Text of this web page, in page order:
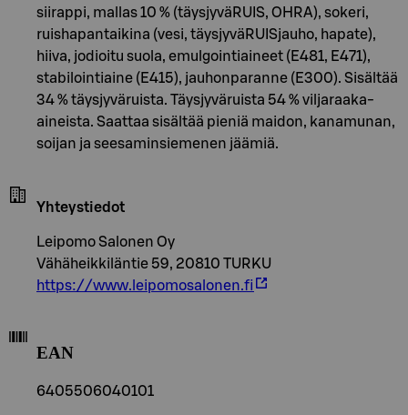
siirappi, mallas 10 % (täysjyväRUIS, OHRA), sokeri,
ruishapantaikina (vesi, täysjyväRUISjauho, hapate),
hiiva, jodioitu suola, emulgointiaineet (E481, E471),
stabilointiaine (E415), jauhonparanne (E300). Sisältää
34 % täysjyväruista. Täysjyväruista 54 % viljaraaka-
aineista. Saattaa sisältää pieniä maidon, kanamunan,
soijan ja seesaminsiemenen jäämiä.
Yhteystiedot
Leipomo Salonen Oy
Vähäheikkiläntie 59, 20810 TURKU
https://www.leipomosalonen.fi
EAN
6405506040101